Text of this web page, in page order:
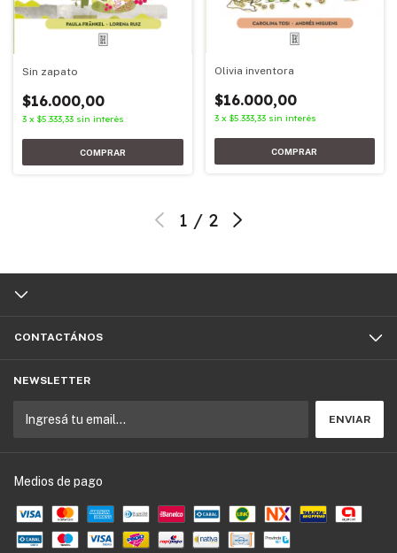
Sin zapato
$16.000,00
3 x $5.333,33 sin interés
Olivia inventora
$16.000,00
3 x $5.333,33 sin interés
1 / 2
CONTACTÁNOS
NEWSLETTER
Medios de pago